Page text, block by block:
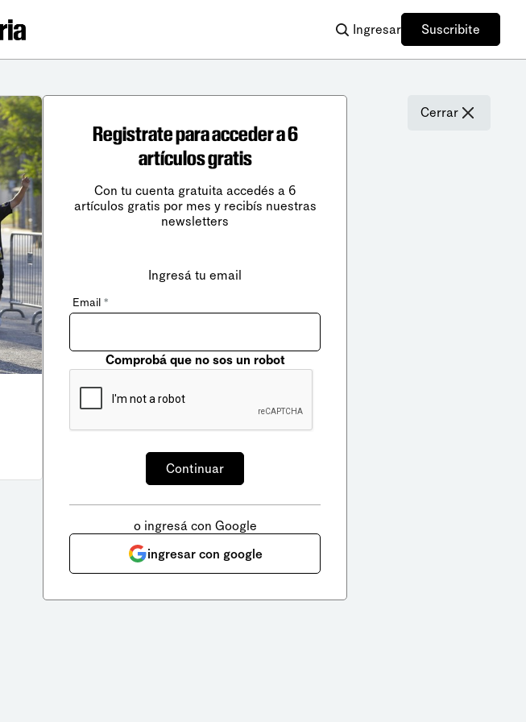
Ingresar Suscribite
Cerrar
Registrate para acceder a 6
artículos gratis
Con tu cuenta gratuita accedés a 6
artículos gratis por mes y recibís nuestras
newsletters
Ingresá tu email
Email *
Comprobá que no sos un robot
o ingresá con Google
ingresar con google